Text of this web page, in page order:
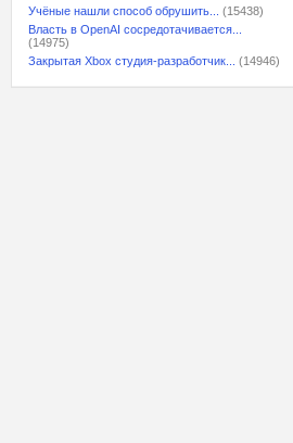
Учёные нашли способ обрушить...
(15438)
Власть в OpenAI сосредотачивается...
(14975)
Закрытая Xbox студия-разработчик...
(14946)